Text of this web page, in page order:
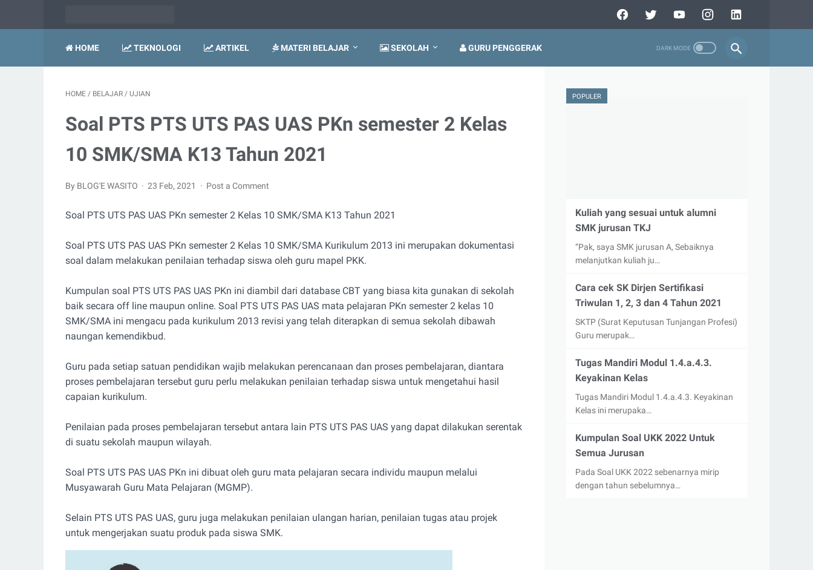
HOME TEKNOLOGI ARTIKEL MATERI BELAJAR SEKOLAH GURU PENGGERAK
HOME / BELAJAR / UJIAN
Soal PTS PTS UTS PAS UAS PKn semester 2 Kelas
10 SMK/SMA K13 Tahun 2021
By BLOG'E WASITO 23 Feb, 2021 Post a Comment
Soal PTS UTS PAS UAS PKn semester 2 Kelas 10 SMK/SMA K13 Tahun 2021
Soal PTS UTS PAS UAS PKn semester 2 Kelas 10 SMK/SMA Kurikulum 2013 ini merupakan dokumentasi
soal dalam melakukan penilaian terhadap siswa oleh guru mapel PKK.
Kumpulan soal PTS UTS PAS UAS PKn ini diambil dari database CBT yang biasa kita gunakan di sekolah
baik secara off line maupun online. Soal PTS UTS PAS UAS mata pelajaran PKn semester 2 kelas 10
SMK/SMA ini mengacu pada kurikulum 2013 revisi yang telah diterapkan di semua sekolah dibawah
naungan kemendikbud.
Guru pada setiap satuan pendidikan wajib melakukan perencanaan dan proses pembelajaran, diantara
proses pembelajaran tersebut guru perlu melakukan penilaian terhadap siswa untuk mengetahui hasil
capaian kurikulum.
Penilaian pada proses pembelajaran tersebut antara lain PTS UTS PAS UAS yang dapat dilakukan serentak
di suatu sekolah maupun wilayah.
Soal PTS UTS PAS UAS PKn ini dibuat oleh guru mata pelajaran secara individu maupun melalui
Musyawarah Guru Mata Pelajaran (MGMP).
Selain PTS UTS PAS UAS, guru juga melakukan penilaian ulangan harian, penilaian tugas atau projek
untuk mengerjakan suatu produk pada siswa SMK.
POPULER
Kuliah yang sesuai untuk alumni
SMK jurusan TKJ
“Pak, saya SMK jurusan A, Sebaiknya
melanjutkan kuliah ju…
Cara cek SK Dirjen Sertifikasi
Triwulan 1, 2, 3 dan 4 Tahun 2021
SKTP (Surat Keputusan Tunjangan Profesi)
Guru merupak…
Tugas Mandiri Modul 1.4.a.4.3.
Keyakinan Kelas
Tugas Mandiri Modul 1.4.a.4.3. Keyakinan
Kelas ini merupaka…
Kumpulan Soal UKK 2022 Untuk
Semua Jurusan
Pada Soal UKK 2022 sebenarnya mirip
dengan tahun sebelumnya…